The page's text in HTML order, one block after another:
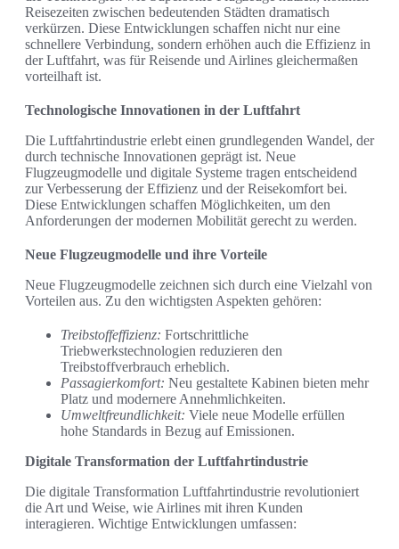
Reisezeiten zwischen bedeutenden Städten dramatisch
verkürzen. Diese Entwicklungen schaffen nicht nur eine
schnellere Verbindung, sondern erhöhen auch die Effizienz in
der Luftfahrt, was für Reisende und Airlines gleichermaßen
vorteilhaft ist.
Technologische Innovationen in der Luftfahrt
Die Luftfahrtindustrie erlebt einen grundlegenden Wandel, der
durch technische Innovationen geprägt ist. Neue
Flugzeugmodelle und digitale Systeme tragen entscheidend
zur Verbesserung der Effizienz und der Reisekomfort bei.
Diese Entwicklungen schaffen Möglichkeiten, um den
Anforderungen der modernen Mobilität gerecht zu werden.
Neue Flugzeugmodelle und ihre Vorteile
Neue Flugzeugmodelle zeichnen sich durch eine Vielzahl von
Vorteilen aus. Zu den wichtigsten Aspekten gehören:
Treibstoffeffizienz: Fortschrittliche
Triebwerkstechnologien reduzieren den
Treibstoffverbrauch erheblich.
Passagierkomfort: Neu gestaltete Kabinen bieten mehr
Platz und modernere Annehmlichkeiten.
Umweltfreundlichkeit: Viele neue Modelle erfüllen
hohe Standards in Bezug auf Emissionen.
Digitale Transformation der Luftfahrtindustrie
Die digitale Transformation Luftfahrtindustrie revolutioniert
die Art und Weise, wie Airlines mit ihren Kunden
interagieren. Wichtige Entwicklungen umfassen: